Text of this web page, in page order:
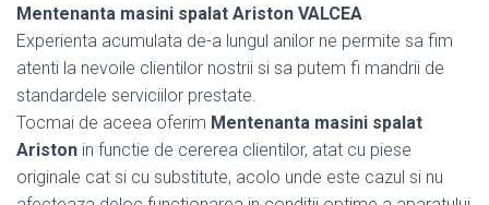
Mentenanta masini spalat Ariston VALCEA
Experienta acumulata de-a lungul anilor ne permite sa fim
atenti la nevoile clientilor nostrii si sa putem fi mandrii de
standardele serviciilor prestate.
Tocmai de aceea oferim Mentenanta masini spalat
Ariston in functie de cererea clientilor, atat cu piese
originale cat si cu substitute, acolo unde este cazul si nu